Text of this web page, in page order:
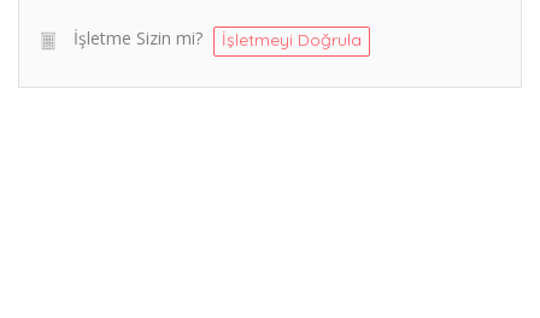
İşletme Sizin mi? İşletmeyi Doğrula